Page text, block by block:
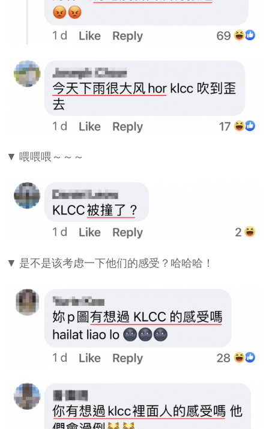
▼ 喂喂喂～～～
▼ 是不是该考虑一下他们的感受？哈哈哈！